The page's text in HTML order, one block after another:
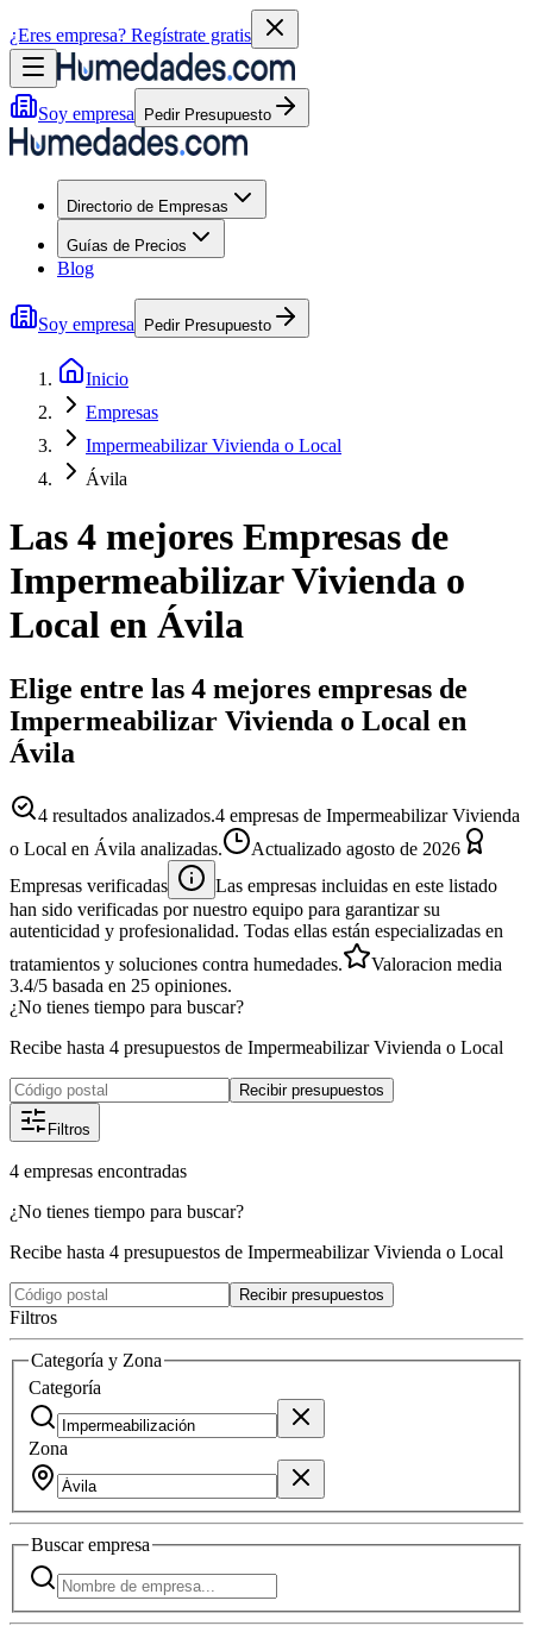
¿Eres empresa? Regístrate gratis
Soy empresa Pedir Presupuesto
Directorio de Empresas
Guías de Precios
Blog
Soy empresa Pedir Presupuesto
Inicio
Empresas
Impermeabilizar Vivienda o Local
Ávila
Las 4 mejores Empresas de
Impermeabilizar Vivienda o
Local en Ávila
Elige entre las 4 mejores empresas de
Impermeabilizar Vivienda o Local en
Ávila
4 resultados analizados.4 empresas de Impermeabilizar Vivienda
o Local en Ávila analizadas.
Actualizado agosto de 2026
Empresas verificadas
Las empresas incluidas en este listado
han sido verificadas por nuestro equipo para garantizar su
autenticidad y profesionalidad. Todas ellas están especializadas en
tratamientos y soluciones contra humedades.
Valoracion media
3.4/5 basada en 25 opiniones.
¿No tienes tiempo para buscar?
Recibe hasta 4 presupuestos de Impermeabilizar Vivienda o Local
Recibir presupuestos
Filtros
4 empresas encontradas
¿No tienes tiempo para buscar?
Recibe hasta 4 presupuestos de Impermeabilizar Vivienda o Local
Recibir presupuestos
Filtros
Categoría y Zona
Categoría
Zona
Buscarempresa